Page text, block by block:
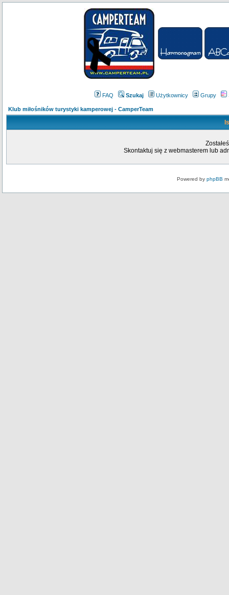
FAQ Szukaj Użytkownicy Grupy
Klub miłośników turystyki kamperowej - CamperTeam
Skontaktuj się z webmasterem lub
Powered by phpBB